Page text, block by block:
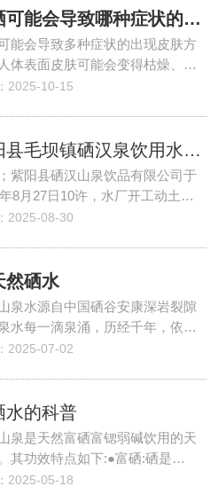
缺硒可能会导致哪种症状的出现？
能会导致多种症状的出现皮肤方
体表面皮肤可能会变得枯燥、…
2025-10-15
紫阳县毛坝镇硒汉泉饮用水建设项目正式启动
紫阳县硒汉山泉饮品有限公司于
8月27日10许，水厂开工动土…
2025-08-30
然硒水
泉水源自中国硒谷安康深岩裂隙
水每一滴泉涌，历经千年，依…
2025-07-02
水的科普
泉是天然富硒富锶弱碱饮用的天
其功效特点如下:●富硒:硒是…
2025-05-18